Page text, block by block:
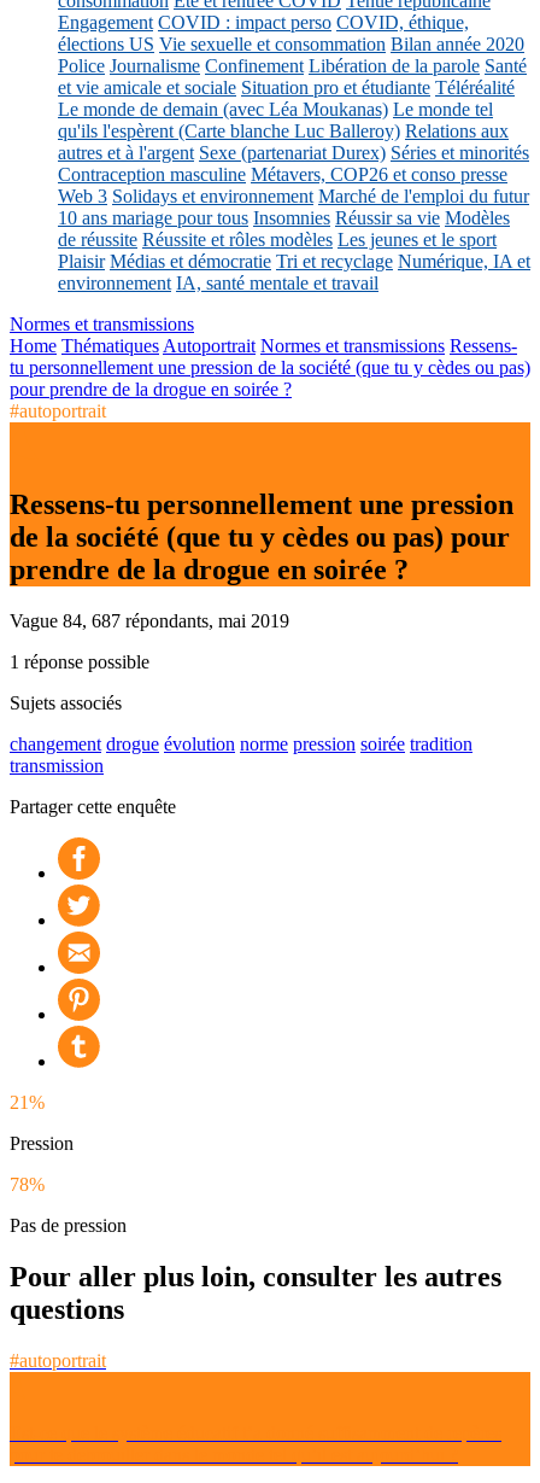
Engagement COVID : impact perso COVID, éthique,
élections US Vie sexuelle et consommation Bilan année 2020
Police Journalisme Confinement Libération de la parole Santé
et vie amicale et sociale Situation pro et étudiante Téléréalité
Le monde de demain (avec Léa Moukanas) Le monde tel
qu'ils l'espèrent (Carte blanche Luc Balleroy) Relations aux
autres et à l'argent Sexe (partenariat Durex) Séries et minorités
Contraception masculine Métavers, COP26 et conso presse
Web 3 Solidays et environnement Marché de l'emploi du futur
10 ans mariage pour tous Insomnies Réussir sa vie Modèles
de réussite Réussite et rôles modèles Les jeunes et le sport
Plaisir Médias et démocratie Tri et recyclage Numérique, IA et
environnement IA, santé mentale et travail
Normes et transmissions
Home Thématiques Autoportrait Normes et transmissions Ressens-
tu personnellement une pression de la société (que tu y cèdes ou pas)
pour prendre de la drogue en soirée ?
#autoportrait
Ressens-tu personnellement une pression
de la société (que tu y cèdes ou pas) pour
prendre de la drogue en soirée ?
Vague 84, 687 répondants, mai 2019
1 réponse possible
Sujets associés
changement drogue évolution norme pression soirée tradition
transmission
Partager cette enquête
21%
Pression
78%
Pas de pression
Pour aller plus loin, consulter les autres
questions
#autoportrait